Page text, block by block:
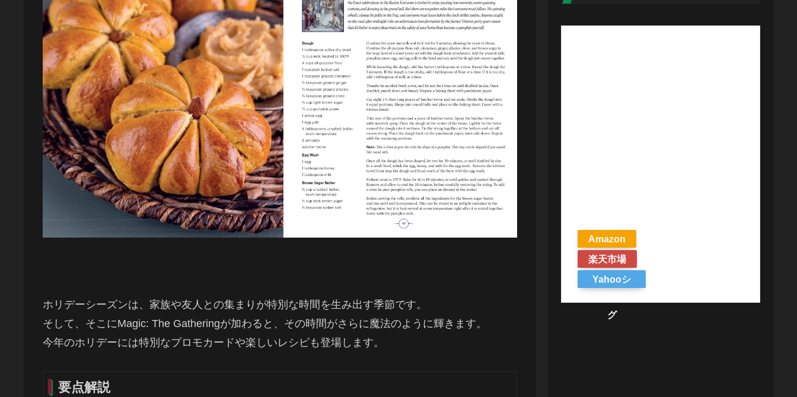
ホリデーシーズンは、家族や友人との集まりが特別な時間を生み出す季節です。
そして、そこにMagic: The Gatheringが加わると、その時間がさらに魔法のように輝きます。
今年のホリデーには特別なプロモカードや楽しいレシピも登場します。
要点解説
Amazon
楽天市場
Yahooシ
グ